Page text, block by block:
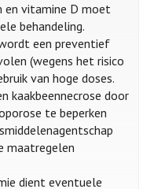
en vitamine D moet
behandeling.
een preventief
(wegens het risico
van hoge doses.
kaakbeennecrose door
te beperken
maatregelen
dient eventuele